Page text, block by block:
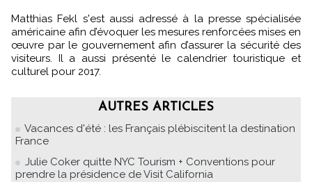
Matthias Fekl s'est aussi adressé à la presse spécialisée
américaine afin d’évoquer les mesures renforcées mises en
œuvre par le gouvernement afin d’assurer la sécurité des
visiteurs. Il a aussi présenté le calendrier touristique et
culturel pour 2017.
AUTRES ARTICLES
Vacances d'été : les Français plébiscitent la destination
France
Julie Coker quitte NYC Tourism + Conventions pour
prendre la présidence de Visit California